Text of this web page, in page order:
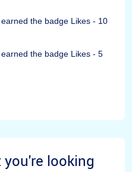
earned the badge Likes - 10
earned the badge Likes - 5
looking